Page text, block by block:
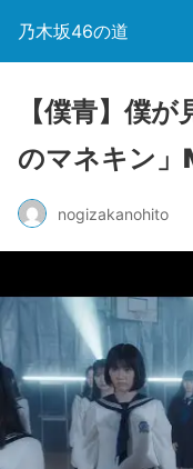
乃木坂46の道
【僕青】僕
のマネキン
nogizakanohito